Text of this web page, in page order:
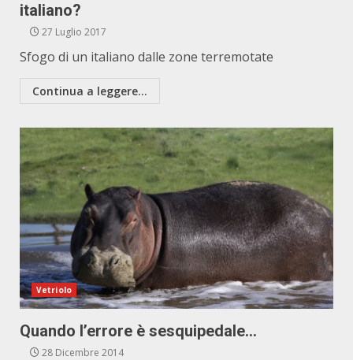
italiano?
27 Luglio 2017
Sfogo di un italiano dalle zone terremotate
Continua a leggere...
Vetriolo
Quando l’errore è sesquipedale…
28 Dicembre 2014